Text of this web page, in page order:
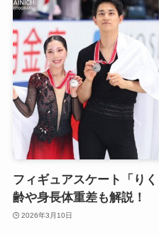
フィギュアスケート「り
齢や身長体重差も解説！
2026年3月10日